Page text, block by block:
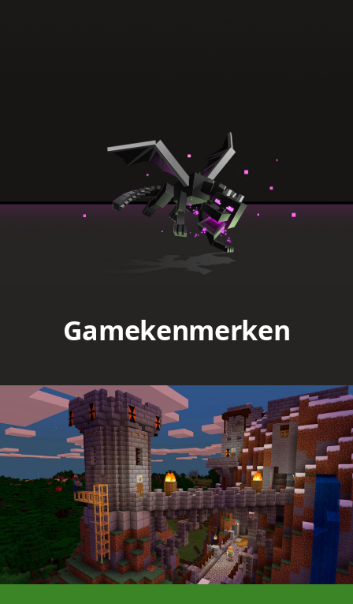
Gamekenmerken